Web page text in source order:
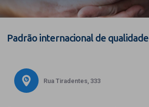
Padrão internacional de qualidade
Rua Tiradentes, 333